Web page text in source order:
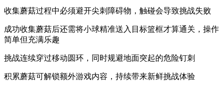
收集蘑菇过程中必须避开尖刺障碍物，触碰会导致挑战失败
成功收集蘑菇后还需将小球精准送入目标篮框才算通关，操作
简单但充满乐趣
挑战连续穿过移动圆环，同时规避地面突起的危险钉刺
积累蘑菇可解锁额外游戏内容，持续带来新鲜挑战体验